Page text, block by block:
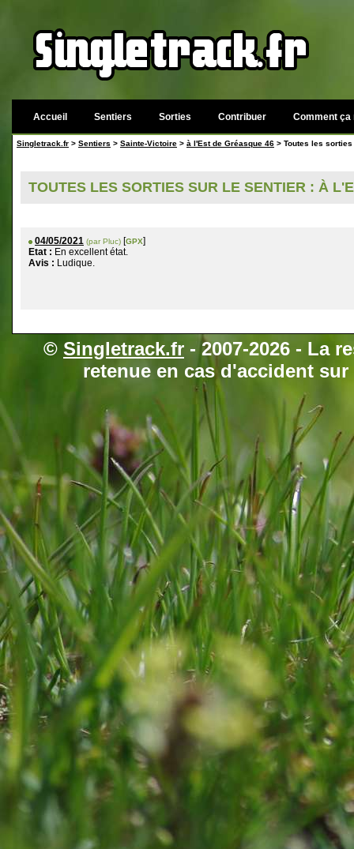
Accueil Sentiers Sorties Contribuer Comment ça
Singletrack.fr > Sentiers > Sainte-Victoire > à l'Est de Gréasque 46 > Toutes les sorties
TOUTES LES SORTIES SUR LE SENTIER : À
04/05/2021 (par Pluc) [GPX]
Etat : En excellent état.
Avis : Ludique.
© Singletrack.fr - 2007-2026 - La
retenue en cas d'accident